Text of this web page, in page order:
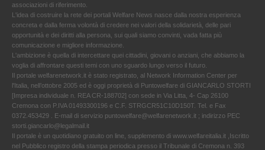
associazioni di riferimento.
L'idea di costruire la rete dei portali Welfare News nasce dalla nostra esperienza
concreta e dalla ferma volontà di credere nei valori della solidarietà, delle pari
opportunità e dei diritti alla persona, sui quali siamo convinti, vada fatta più
comunicazione e migliore informazione.
L'ambizione è quella di intercettare quei cittadini, giovani o anziani, che abbiamo la
voglia di affrontare questi temi con uno sguardo lungo verso il futuro.
Il portale welfarenetwork.it è stato registrato, al Network Information Center per
l'Italia, nell’ottobre 2005 ed è oggi proprietà di Puntowelfare di GIANCARLO STORTI
[Impresa individuale n. REA CR-188702] con sede in Via Litta, 4- Cap 26100
Cremona con P.IVA 01493300196 e C.F. STRGCR51C10D150T. Tel. e Fax
0372.453429 . E-mail di servizio puntowelfare@welfarenetwork.it ; indirizzo PEC
storti.giancarlo@legalmail.it
Il portale è un quotidiano gratuito on line, supplemento di www.welfareitalia.it ,Iscritto
nel Pubblico registro della stampa periodica presso il Tribunale di Cremona n. 393